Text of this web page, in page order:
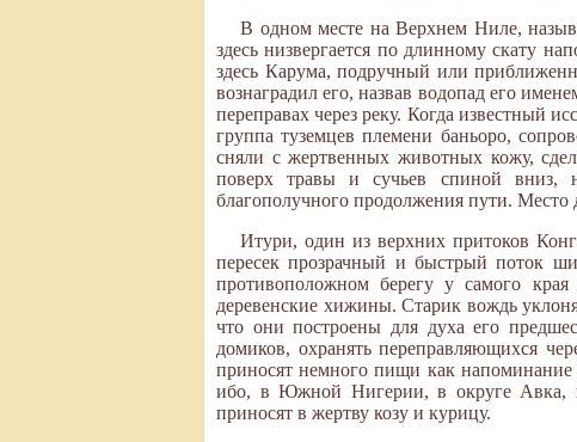
В одном месте на Верхнем Ниле,
здесь низвергается по длинному скату
здесь Карума, подручный или
вознаградил его, назвав водопад его
переправах через реку. Когда известный
группа туземцев племени баньоро,
сняли с жертвенных животных кожу,
поверх травы и сучьев спиной вниз,
благополучного продолжения пути.
Итури, один из верхних притоков
пересек прозрачный и быстрый поток
противоположном берегу у самого
деревенские хижины. Старик вождь
что они построены для духа его
домиков, охранять переправляющихся
приносят немного пищи как напоминание
ибо, в Южной Нигерии, в округе Авка,
приносят в жертву козу и курицу.